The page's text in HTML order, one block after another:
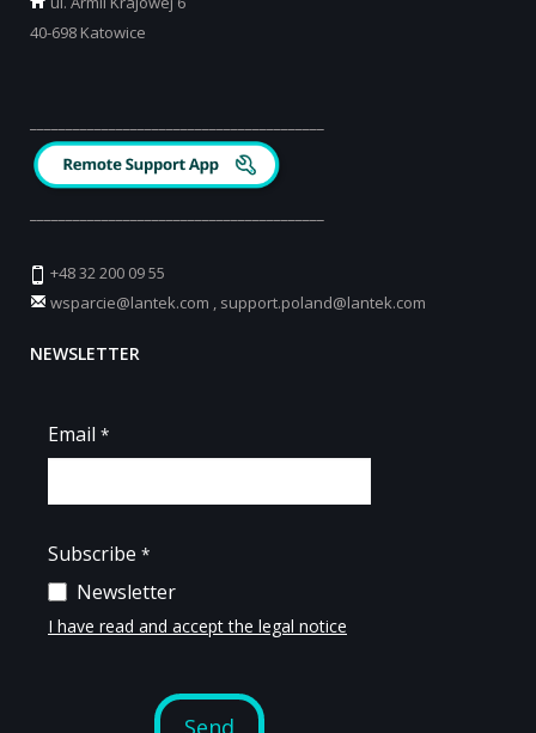
40-698 Katowice
+48 32 200 09 55
wsparcie@lantek.com , support.poland@lantek.com
NEWSLETTER